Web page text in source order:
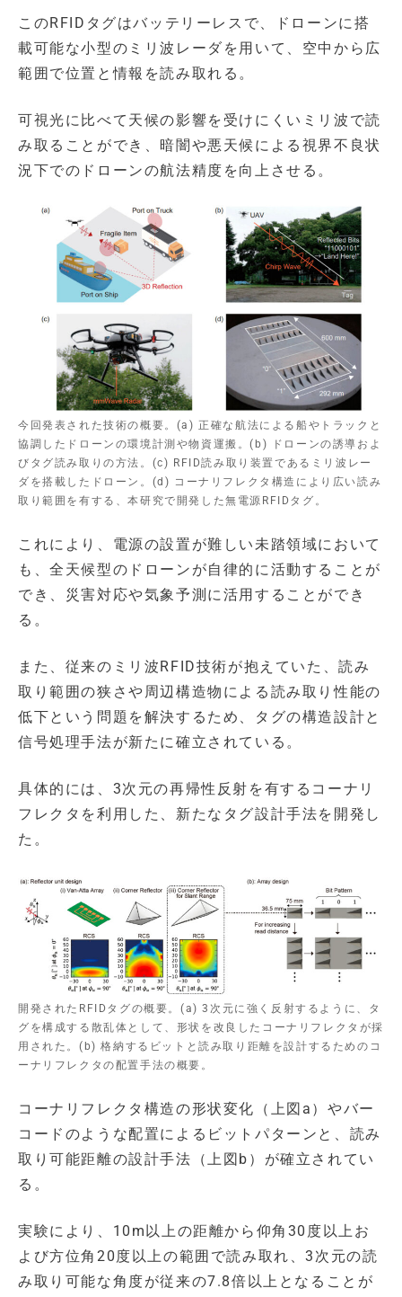
このRFIDタグはバッテリーレスで、ドローンに搭
載可能な小型のミリ波レーダを用いて、空中から広
範囲で位置と情報を読み取れる。
可視光に比べて天候の影響を受けにくいミリ波で読
み取ることができ、暗闇や悪天候による視界不良状
況下でのドローンの航法精度を向上させる。
今回発表された技術の概要。(a) 正確な航法による船やトラックと
協調したドローンの環境計測や物資運搬。(b) ドローンの誘導およ
びタグ読み取りの方法。(c) RFID読み取り装置であるミリ波レー
ダを搭載したドローン。(d) コーナリフレクタ構造により広い読み
取り範囲を有する、本研究で開発した無電源RFIDタグ。
これにより、電源の設置が難しい未踏領域において
も、全天候型のドローンが自律的に活動することが
でき、災害対応や気象予測に活用することができ
る。
また、従来のミリ波RFID技術が抱えていた、読み
取り範囲の狭さや周辺構造物による読み取り性能の
低下という問題を解決するため、タグの構造設計と
信号処理手法が新たに確立されている。
具体的には、3次元の再帰性反射を有するコーナリ
フレクタを利用した、新たなタグ設計手法を開発し
た。
開発されたRFIDタグの概要。(a) 3次元に強く反射するように、タ
グを構成する散乱体として、形状を改良したコーナリフレクタが採
用された。(b) 格納するビットと読み取り距離を設計するためのコ
ーナリフレクタの配置手法の概要。
コーナリフレクタ構造の形状変化（上図a）やバー
コードのような配置によるビットパターンと、読み
取り可能距離の設計手法（上図b）が確立されてい
る。
実験により、10m以上の距離から仰角30度以上お
よび方位角20度以上の範囲で読み取れ、3次元の読
み取り可能な角度が従来の7.8倍以上となることが